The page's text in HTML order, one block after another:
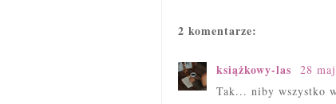
2 komentarze:
książkowy-las
28
Tak... niby wszystko